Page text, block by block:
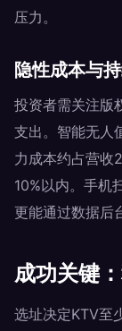
压力。
隐性成本与
投资者需关注版
支出。智能无人
力成本约占营收
10%以内。手机
更能通过数据后
成功关键
选址决定KTV至